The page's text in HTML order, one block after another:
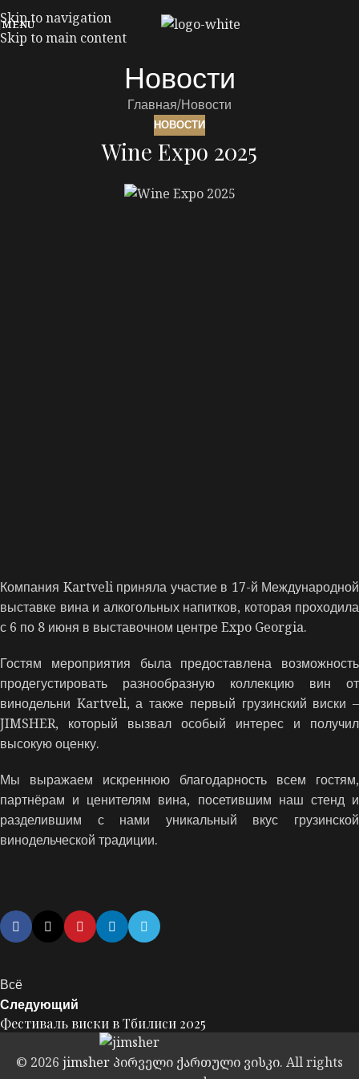
Skip to navigation
Skip to main content
MENU
Новости
Главная Новости
НОВОСТИ
Wine Expo 2025
Компания Kartveli приняла участие в 17-й Международной
выставке вина и алкогольных напитков, которая проходила
с 6 по 8 июня в выставочном центре Expo Georgia.
Гостям мероприятия была предоставлена возможность
продегустировать разнообразную коллекцию вин от
винодельни Kartveli, а также первый грузинский виски –
JIMSHER, который вызвал особый интерес и получил
высокую оценку.
Мы выражаем искреннюю благодарность всем гостям,
партнёрам и ценителям вина, посетившим наш стенд и
разделившим с нами уникальный вкус грузинской
винодельческой традиции.
Всё
Следующий
Фестиваль виски в Тбилиси 2025
© 2026 jimsher პირველი ქართული ვისკი. All rights